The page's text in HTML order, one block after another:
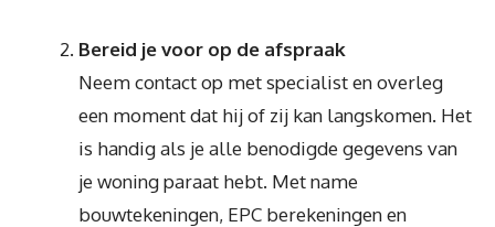
Bereid je voor op de afspraak
Neem contact op met specialist en overleg
een moment dat hij of zij kan langskomen. Het
is handig als je alle benodigde gegevens van
je woning paraat hebt. Met name
bouwtekeningen, EPC berekeningen en